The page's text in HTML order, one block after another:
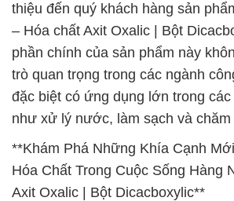
thiệu đến quý khách hàng sản
– Hóa chất Axit Oxalic | Bột
phần chính của sản phẩm này
trò quan trọng trong các ngành
đặc biệt có ứng dụng lớn trong
như xử lý nước, làm sạch và chăm
**Khám Phá Những Khía Cạnh
Hóa Chất Trong Cuộc Sống Hàng
Axit Oxalic | Bột Dicacboxylic**